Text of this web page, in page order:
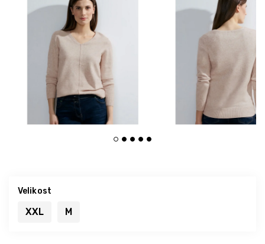
Velikost
XXL M